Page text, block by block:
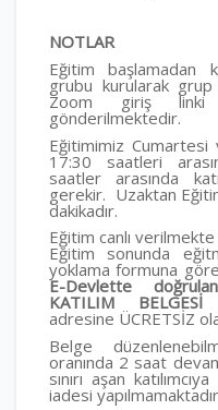
NOTLAR
Eğitim başlamadan
grubu kurularak
Zoom giriş linki
gönderilmektedir.
Eğitimimiz
17:30 saatleri
saatler arasında
gerekir. Uzaktan
dakikadır.
Eğitim canlı verilmekte
Eğitim sonunda
yoklama formuna göre
E-Devlette
KATILIM BELGESİ
adresine ÜCRETSİZ
Belge
oranında 2 saat
sınırı aşan
iadesi